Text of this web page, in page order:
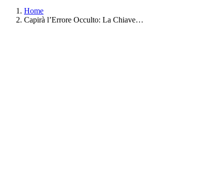
Home
Capirà l’Errore Occulto: La Chiave…